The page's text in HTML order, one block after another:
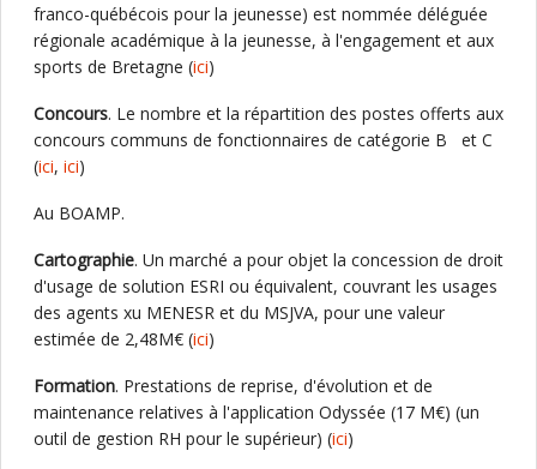
franco-québécois pour la jeunesse) est nommée déléguée
régionale académique à la jeunesse, à l'engagement et aux
sports de Bretagne (ici)
Concours. Le nombre et la répartition des postes offerts aux
concours communs de fonctionnaires de catégorie B et C
(ici, ici)
Au BOAMP.
Cartographie. Un marché a pour objet la concession de droit
d'usage de solution ESRI ou équivalent, couvrant les usages
des agents xu MENESR et du MSJVA, pour une valeur
estimée de 2,48M€ (ici)
Formation. Prestations de reprise, d'évolution et de
maintenance relatives à l'application Odyssée (17 M€) (un
outil de gestion RH pour le supérieur) (ici)